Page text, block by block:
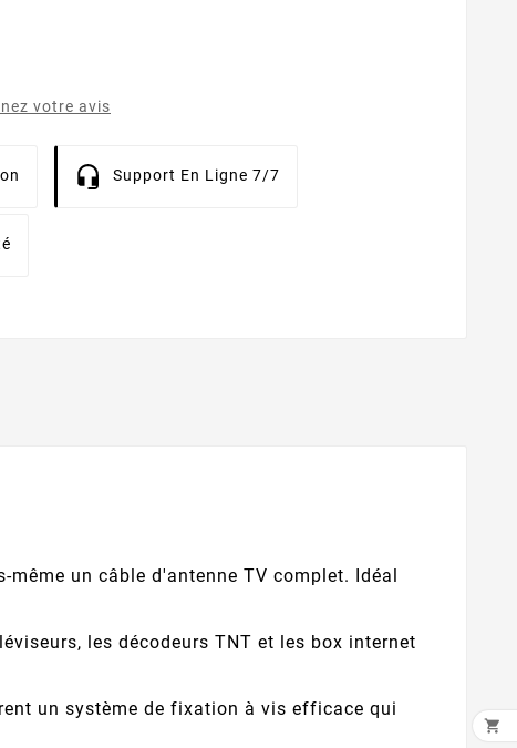
votre avis
Support En Ligne 7/7
un câble d'antenne TV complet. Idéal
les décodeurs TNT et les box internet
un système de fixation à vis efficace qui
